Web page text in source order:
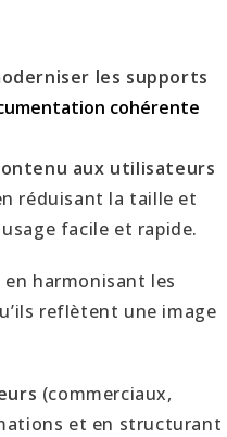
les supports
cohérente
aux utilisateurs
réduisant la taille et
facile et rapide.
en harmonisant les
reflètent une image
(commerciaux,
et en structurant